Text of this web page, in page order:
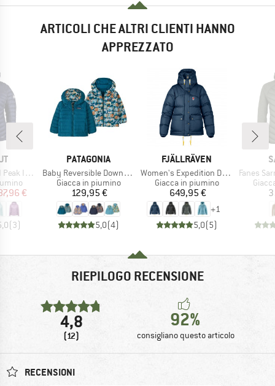
ARTICOLI CHE ALTRI CLIENTI HANNO
APPREZZATO
Jacket
ridotto
€
(3)
MARCHIO
PATAGONIA
Articolo
Baby Reversible Down Sweater Hoody
Gruppo di prodotti
Giacca in piumino
Prezzo
129,95 €
5,0(4)
MARCHIO
FJÄLLRÄVEN
Articolo
Women's Expedition Down Lite Jacket
Gruppo di prodotti
Giacca in piumino
Prezzo
649,95 €
+1
5,0(5)
Articolo
Fanes Sarner
RIEPILOGO RECENSIONE
4,8
(12)
92%
consigliano questo articolo
RECENSIONI